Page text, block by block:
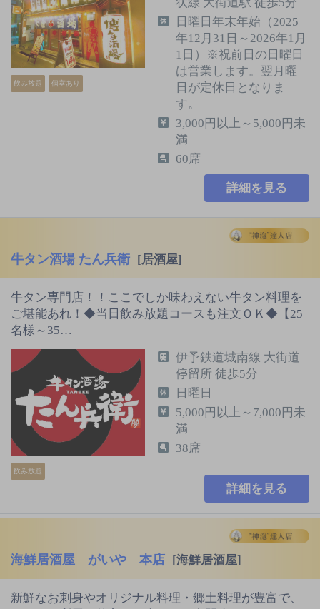
飲み放題 個室あり
状線 大街道駅 徒歩5分
日曜日年末年始（2025
年12月31日～2026年1月
1日）※祝前日の日曜日
は営業します。翌月曜
日が定休日となりま
す。
3,000円以上～5,000円未
満
60席
詳細を見る
牛タン酒場 たん兵衛 [居酒屋]
牛タン専門店！！ここでしか味わえない牛タン料理を
ご堪能あれ！◆当日飲み放題コースも注文ＯＫ◆【25
名様～35…
飲み放題
伊予鉄道城南線 大街道
停留所 徒歩5分
日曜日
5,000円以上～7,000円未
満
38席
詳細を見る
海鮮居酒屋 がいや 本店 [海鮮居酒屋]
新鮮なお刺身やオリジナル料理・郷土料理が豊富で、